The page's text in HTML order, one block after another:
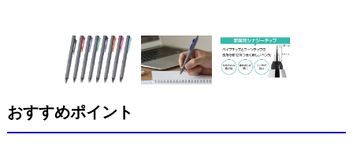
おすすめポイント